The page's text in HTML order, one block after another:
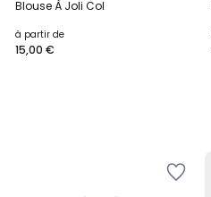
Blouse À Joli Col
à partir de
15,00 €